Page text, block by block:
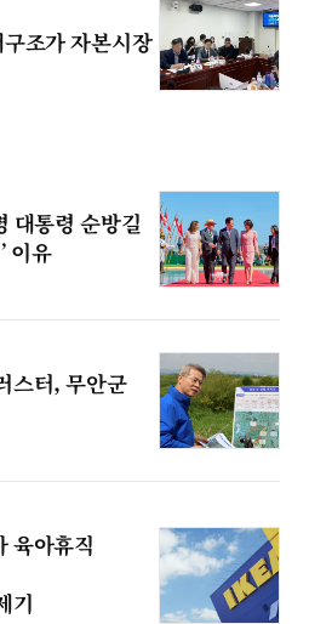
조가 자본시장
대통령 순방길
이유
스터, 무안군
육아휴직
기